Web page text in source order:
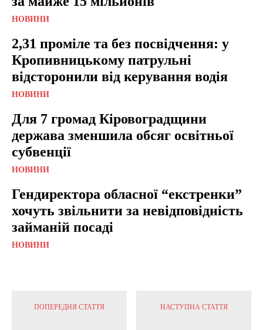
НОВИНИ
2,31 проміле та без посвідчення: у
Кропивницькому патрульні
відсторонили від керування водія
НОВИНИ
Для 7 громад Кіровоградщини
держава зменшила обсяг освітньої
субвенції
НОВИНИ
Гендиректора обласної “екстренки”
хочуть звільнити за невідповідність
займаній посаді
НОВИНИ
ПОПЕРЕДНЯ СТАТТЯ НАСТУПНА СТАТТЯ